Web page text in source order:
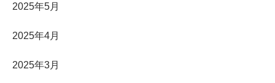
2025年5月
2025年4月
2025年3月